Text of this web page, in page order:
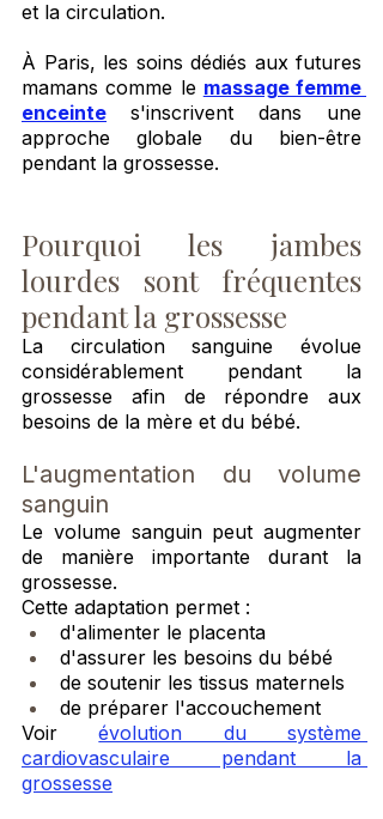
et la circulation.
À Paris, les soins dédiés aux futures
mamans comme le massage femme
enceinte
s'inscrivent dans une
approche globale du bien-être
pendant la grossesse.
Pourquoi les jambes
lourdes sont fréquentes
pendant la grossesse
La circulation sanguine évolue
considérablement pendant la
grossesse afin de répondre aux
besoins de la mère et du bébé.
L'augmentation du volume
sanguin
Le volume sanguin peut augmenter
de manière importante durant la
grossesse.
Cette adaptation permet :
d'alimenter le placenta
d'assurer les besoins du bébé
de soutenir les tissus maternels
de préparer l'accouchement
Voir évolution du système
cardiovasculaire pendant la
grossesse